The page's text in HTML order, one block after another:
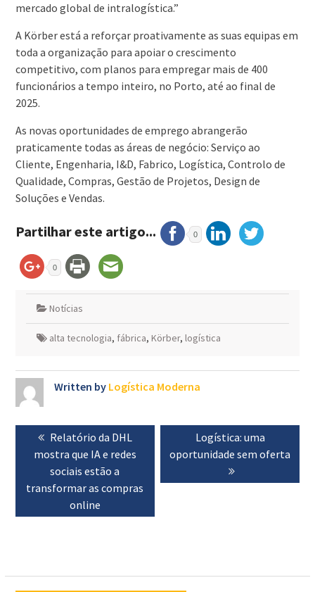
mercado global de intralogística.”
A Körber está a reforçar proativamente as suas equipas em
toda a organização para apoiar o crescimento
competitivo, com planos para empregar mais de 400
funcionários a tempo inteiro, no Porto, até ao final de
2025.
As novas oportunidades de emprego abrangerão
praticamente todas as áreas de negócio: Serviço ao
Cliente, Engenharia, I&D, Fabrico, Logística, Controlo de
Qualidade, Compras, Gestão de Projetos, Design de
Soluções e Vendas.
Partilhar este artigo... 0
0
Notícias
alta tecnologia, fábrica, Körber, logística
Written by Logística Moderna
Navegação
artigos
Previous
post:
Relatório da DHL
mostra que IA e redes
sociais estão a
transformar as compras
online
Next
post:
Logística: uma
oportunidade sem oferta